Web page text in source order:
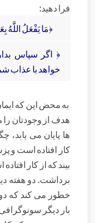
فرا دهید:
﴿مَا يَفْعَلُ اللَّهُ
﴿ اگر سپاس
خواهد با عذاب
به محض این که
هدف از وجودتان را
ها پایان می
کار افتاده است و
بیند که از کار
برداشت. دو هفته
خطور می کند که
بار دیگر